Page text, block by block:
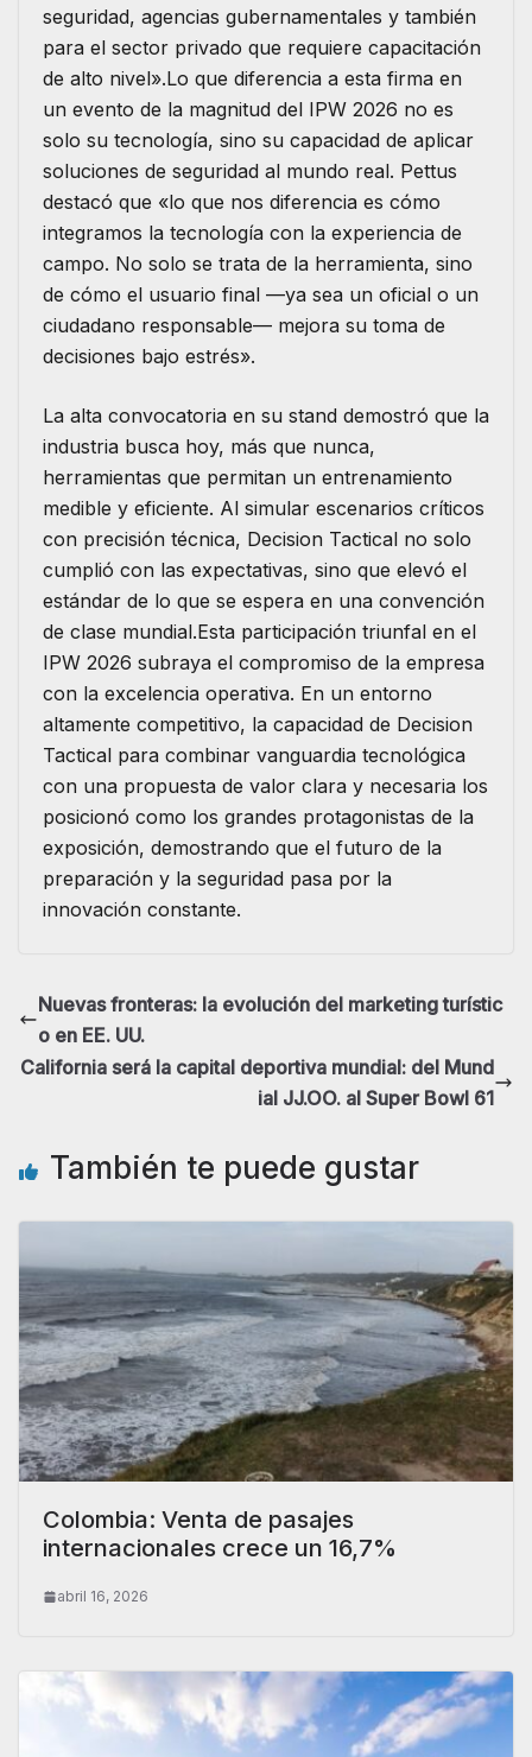
seguridad, agencias gubernamentales y también
para el sector privado que requiere capacitación
de alto nivel».Lo que diferencia a esta firma en
un evento de la magnitud del IPW 2026 no es
solo su tecnología, sino su capacidad de aplicar
soluciones de seguridad al mundo real. Pettus
destacó que «lo que nos diferencia es cómo
integramos la tecnología con la experiencia de
campo. No solo se trata de la herramienta, sino
de cómo el usuario final —ya sea un oficial o un
ciudadano responsable— mejora su toma de
decisiones bajo estrés».
La alta convocatoria en su stand demostró que la
industria busca hoy, más que nunca,
herramientas que permitan un entrenamiento
medible y eficiente. Al simular escenarios críticos
con precisión técnica, Decision Tactical no solo
cumplió con las expectativas, sino que elevó el
estándar de lo que se espera en una convención
de clase mundial.Esta participación triunfal en el
IPW 2026 subraya el compromiso de la empresa
con la excelencia operativa. En un entorno
altamente competitivo, la capacidad de Decision
Tactical para combinar vanguardia tecnológica
con una propuesta de valor clara y necesaria los
posicionó como los grandes protagonistas de la
exposición, demostrando que el futuro de la
preparación y la seguridad pasa por la
innovación constante.
Nuevas fronteras: la evolución del marketing turístic
o en EE. UU.
California será la capital deportiva mundial: del Mund
ial JJ.OO. al Super Bowl 61
También te puede gustar
Colombia: Venta de pasajes
internacionales crece un 16,7%
abril 16, 2026